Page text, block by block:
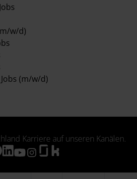
w/d)
(m/w/d)
Karriere auf unseren Kanälen.